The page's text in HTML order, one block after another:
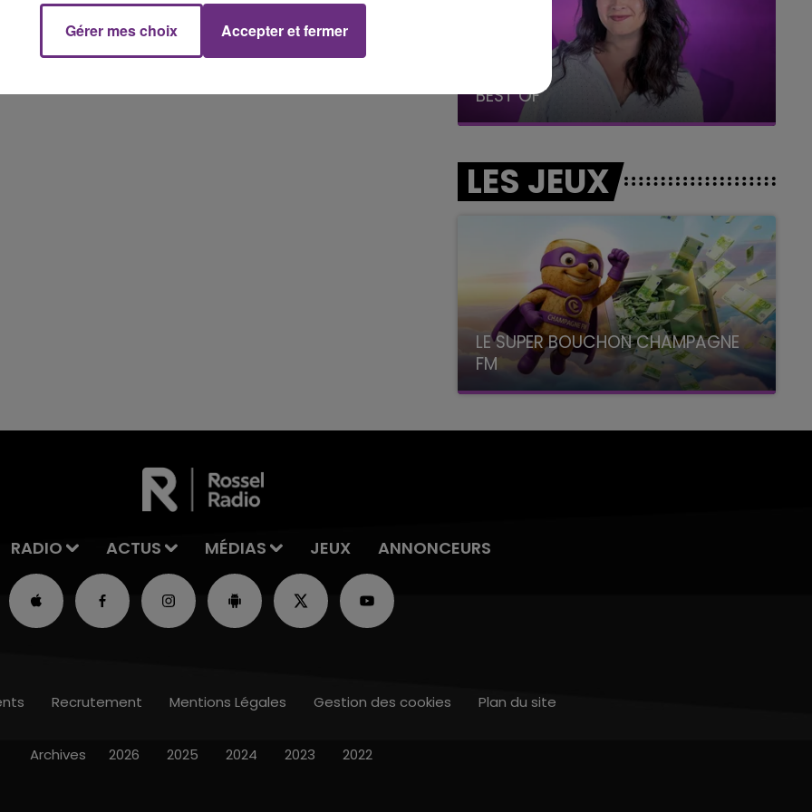
Le Week-end Champagne FM BEST OF
LES JEUX
LE SUPER BOUCHON CHAMPAGNE
FM
avec La Famille Champagne FM, à 8H10
RADIO ACTUS MÉDIAS JEUX ANNONCEURS
Recrutement Mentions Légales Gestion des cookies Plan du site
Archives 2026 2025 2024 2023 2022
Gérer mes choix Accepter et fermer